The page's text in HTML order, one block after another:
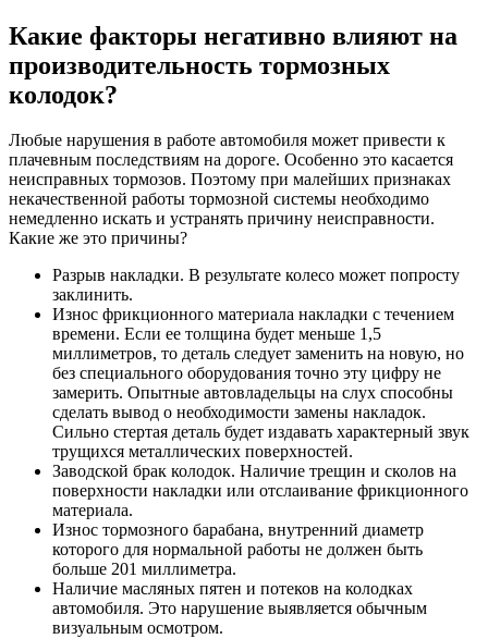
Какие факторы негативно влияют на
производительность тормозных
колодок?
Любые нарушения в работе автомобиля может привести к
плачевным последствиям на дороге. Особенно это касается
неисправных тормозов. Поэтому при малейших признаках
некачественной работы тормозной системы необходимо
немедленно искать и устранять причину неисправности.
Какие же это причины?
Разрыв накладки. В результате колесо может попросту
заклинить.
Износ фрикционного материала накладки с течением
времени. Если ее толщина будет меньше 1,5
миллиметров, то деталь следует заменить на новую, но
без специального оборудования точно эту цифру не
замерить. Опытные автовладельцы на слух способны
сделать вывод о необходимости замены накладок.
Сильно стертая деталь будет издавать характерный звук
трущихся металлических поверхностей.
Заводской брак колодок. Наличие трещин и сколов на
поверхности накладки или отслаивание фрикционного
материала.
Износ тормозного барабана, внутренний диаметр
которого для нормальной работы не должен быть
больше 201 миллиметра.
Наличие масляных пятен и потеков на колодках
автомобиля. Это нарушение выявляется обычным
визуальным осмотром.